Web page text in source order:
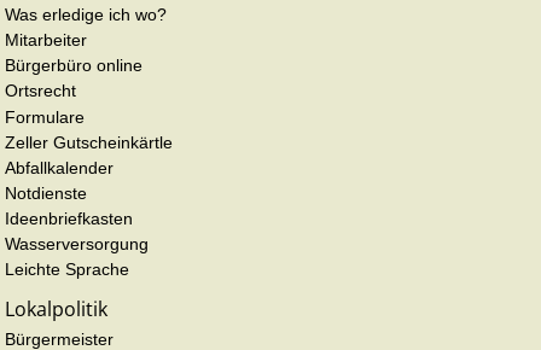
Was erledige ich wo?
Mitarbeiter
Bürgerbüro online
Ortsrecht
Formulare
Zeller Gutscheinkärtle
Abfallkalender
Notdienste
Ideenbriefkasten
Wasserversorgung
Leichte Sprache
Lokalpolitik
Bürgermeister